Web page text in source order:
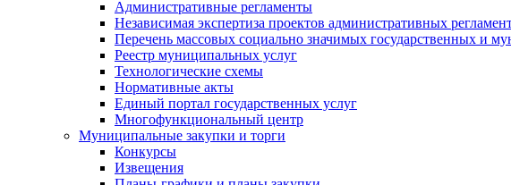
Административные регламенты
Независимая экспертиза проектов административных
Перечень массовых социально значимых государственных и
Реестр муниципальных услуг
Технологические схемы
Нормативные акты
Единый портал государственных услуг
Многофункциональный центр
Муниципальные закупки и торги
Конкурсы
Извещения